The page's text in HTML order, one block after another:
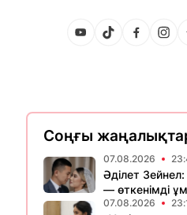
Соңғы
07.08.2026
Әділет
— өткенімді
07.08.2026